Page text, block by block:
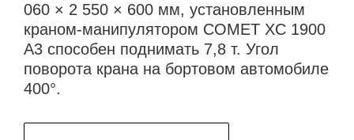
060 × 2 550 × 600 мм, установленным
краном-манипулятором COMET XC 1900
A3 способен поднимать 7,8 т. Угол
поворота крана на бортовом автомобиле
400°.